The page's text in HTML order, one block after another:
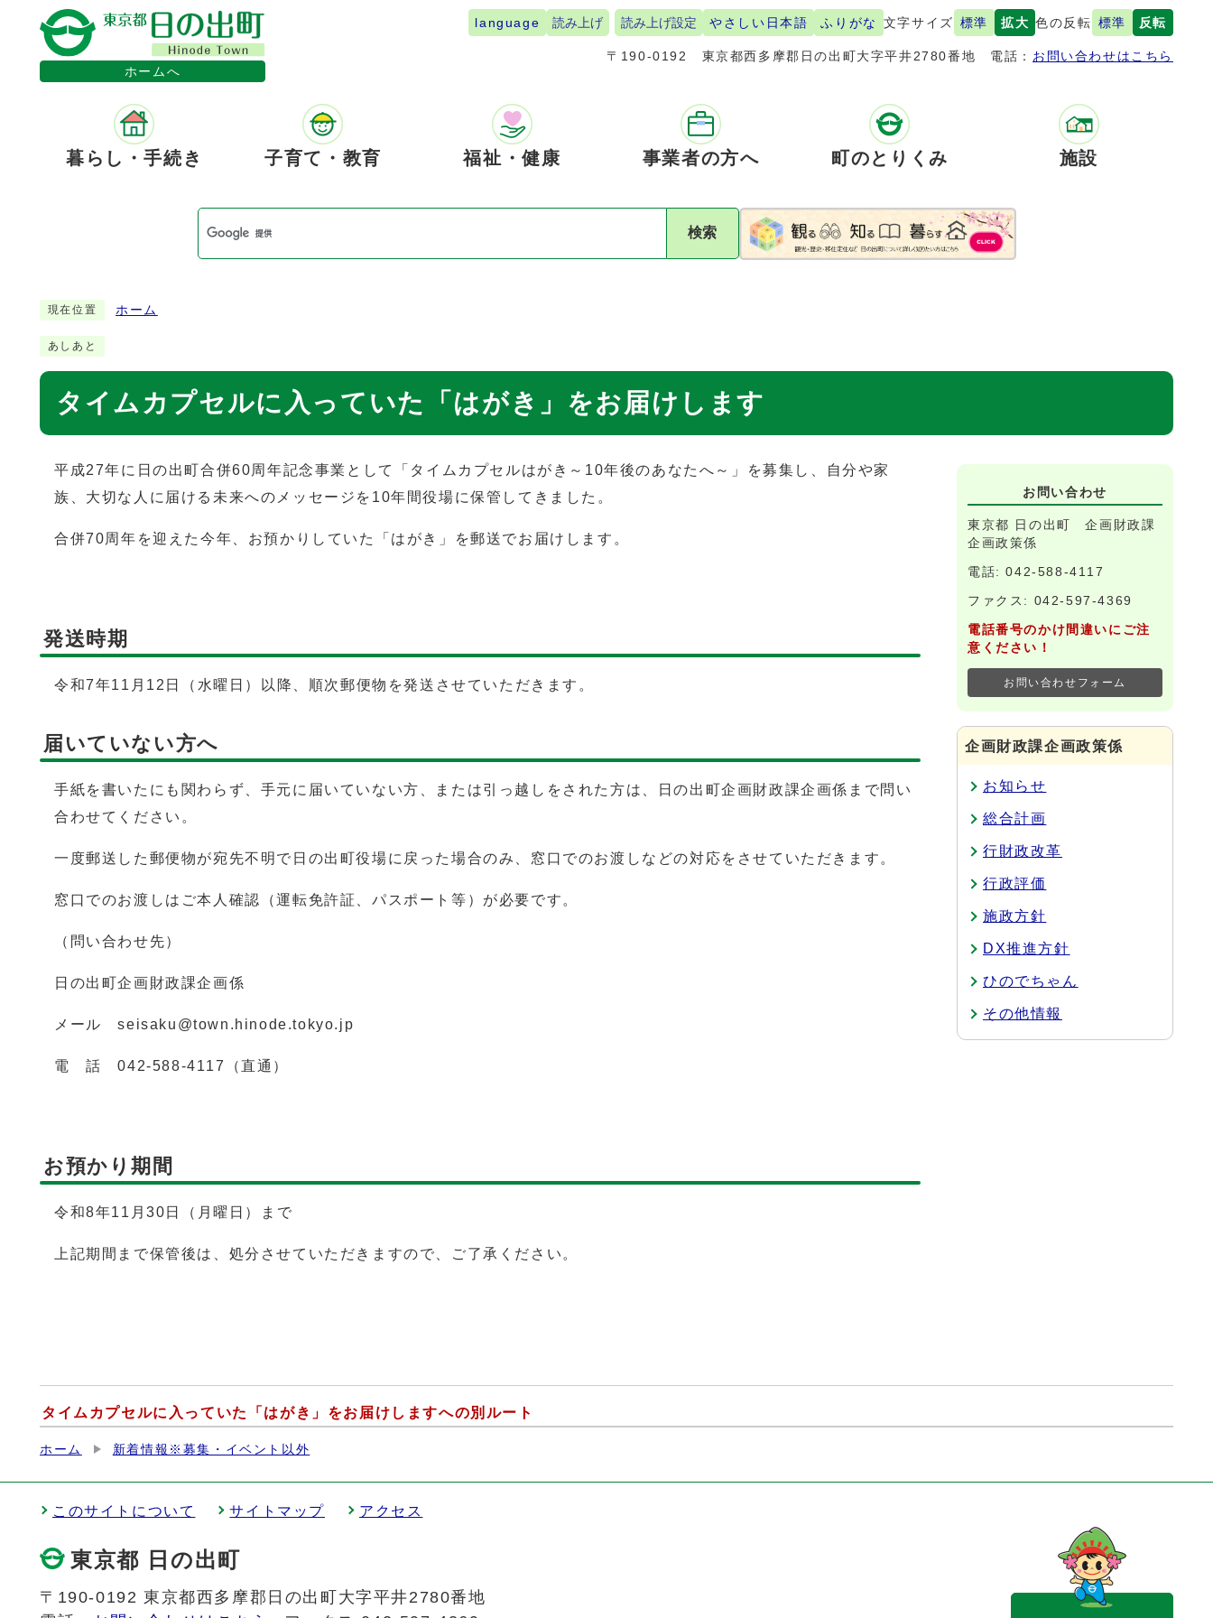
ホームへ
language 読み上げ 読み上げ設定 やさしい日本語 ふりがな 文字サイズ 標準 拡大 色の反転 標準 反転
〒190-0192 東京都西多摩郡日の出町大字平井2780番地 電話： お問い合わせはこちら
暮らし・手続き 子育て・教育 福祉・健康 事業者の方へ 町のとりくみ 施設
検索
現在位置 ホーム
あしあと
タイムカプセルに入っていた「はがき」をお届けします
平成27年に日の出町合併60周年記念事業として「タイムカプセルはがき～10年後のあなたへ～」を募集し、自分や家
族、大切な人に届ける未来へのメッセージを10年間役場に保管してきました。
合併70周年を迎えた今年、お預かりしていた「はがき」を郵送でお届けします。
発送時期
令和7年11月12日（水曜日）以降、順次郵便物を発送させていただきます。
届いていない方へ
手紙を書いたにも関わらず、手元に届いていない方、または引っ越しをされた方は、日の出町企画財政課企画係まで問い
合わせてください。
一度郵送した郵便物が宛先不明で日の出町役場に戻った場合のみ、窓口でのお渡しなどの対応をさせていただきます。
窓口でのお渡しはご本人確認（運転免許証、パスポート等）が必要です。
（問い合わせ先）
日の出町企画財政課企画係
メール seisaku@town.hinode.tokyo.jp
電 話 042-588-4117（直通）
お預かり期間
令和8年11月30日（月曜日）まで
上記期間まで保管後は、処分させていただきますので、ご了承ください。
お問い合わせ
東京都 日の出町 企画財政課
企画政策係
電話: 042-588-4117
ファクス: 042-597-4369
電話番号のかけ間違いにご注
意ください！
お問い合わせフォーム
企画財政課企画政策係
お知らせ
総合計画
行財政改革
行政評価
施政方針
DX推進方針
ひのでちゃん
その他情報
タイムカプセルに入っていた「はがき」をお届けしますへの別ルート
ホーム 新着情報※募集・イベント以外
このサイトについて サイトマップ アクセス
東京都 日の出町
〒190-0192 東京都西多摩郡日の出町大字平井2780番地